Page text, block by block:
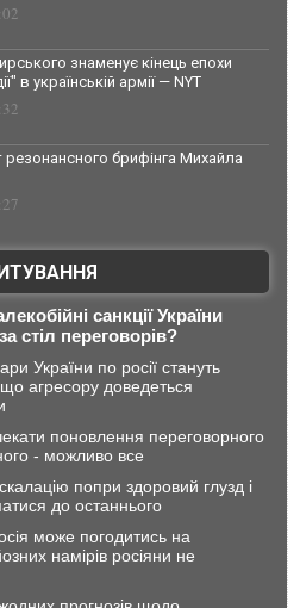
знаменує кінець епохи
в українській армії — NYT
резонансного брифінга Михайла
санкції України
стіл переговорів?
України по росії стануть
агресору доведеться
поновлення переговорного
- можливо все
попри здоровий глузд і
до останнього
може погодитись на
намірів росіяни не